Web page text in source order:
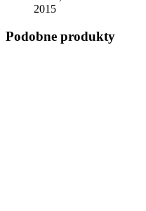
2015
Podobne produkty